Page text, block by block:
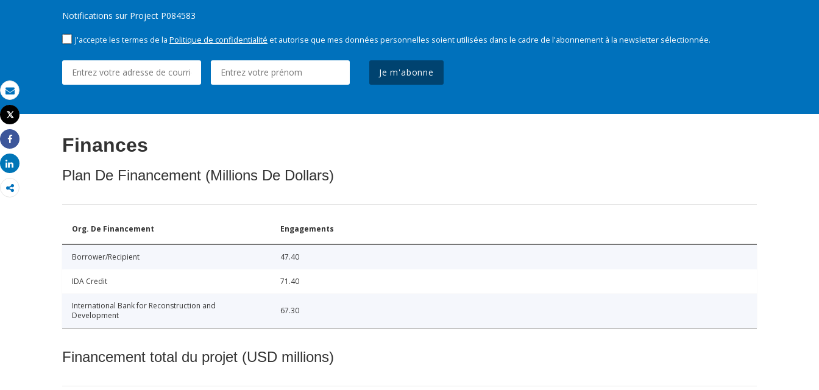
Email
Imprimer
Tweet
Share
Share
Notifications sur Project P084583
J'accepte les termes de la Politique de confidentialité et autorise que mes données personnelles soient utilisées dans le cadre de l'abonnement à la newsletter sélectionnée.
Je m'abonne
Finances
Plan De Financement (Millions De Dollars)
Org. De Financement Engagements
Borrower/Recipient 47.40
IDA Credit 71.40
International Bank for Reconstruction and
Development
67.30
Financement total du projet (USD millions)